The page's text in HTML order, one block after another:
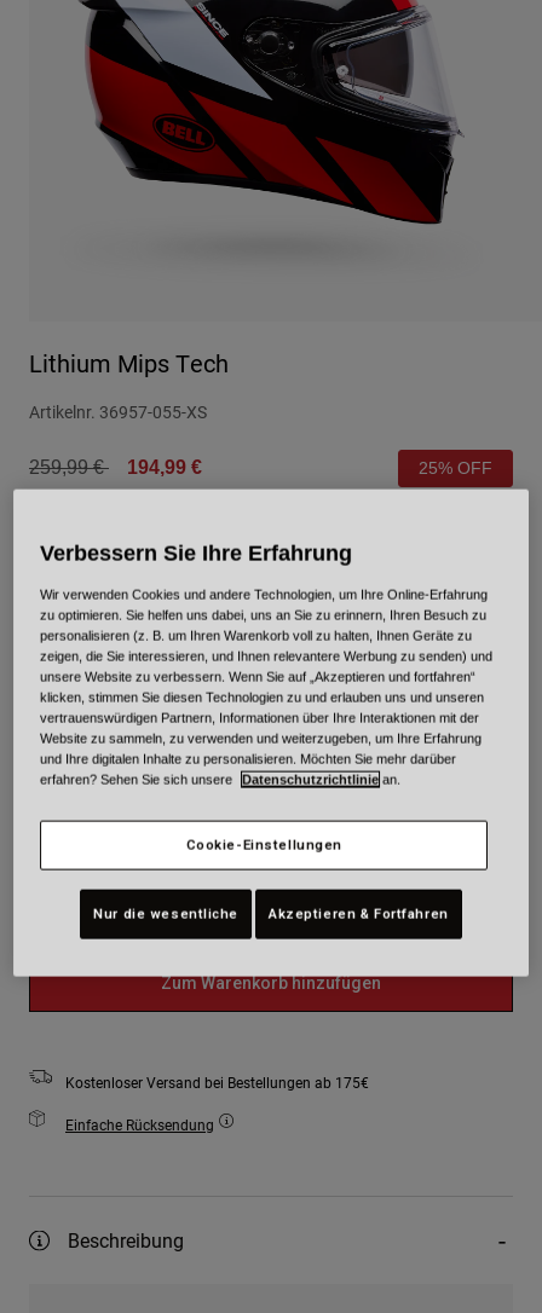
Adventure
Retro
Ersatzteile
Urban
Ersatzteile
Lithium Mips Tech
Artikelnr. 36957-055-XS
Price reduced from
259,99 €to 194,99 € 25% OFF
ausgewählt
Größe Größentabelle
3XL
Zum Warenkorb hinzufügen
Kostenloser Versand bei Bestellungen ab 175€
Einfache Rücksendung
Beschreibung
Verbessern Sie Ihre Erfahrung
Wir verwenden Cookies und andere Technologien, um Ihre Online-Erfahrung
zu optimieren. Sie helfen uns dabei, uns an Sie zu erinnern, Ihren Besuch zu
personalisieren (z. B. um Ihren Warenkorb voll zu halten, Ihnen Geräte zu
zeigen, die Sie interessieren, und Ihnen relevantere Werbung zu senden) und
unsere Website zu verbessern. Wenn Sie auf „Akzeptieren und fortfahren“
klicken, stimmen Sie diesen Technologien zu und erlauben uns und unseren
vertrauenswürdigen Partnern, Informationen über Ihre Interaktionen mit der
Website zu sammeln, zu verwenden und weiterzugeben, um Ihre Erfahrung
und Ihre digitalen Inhalte zu personalisieren. Möchten Sie mehr darüber
erfahren? Sehen Sie sich unsere
Datenschutzrichtlinie an.
Cookie-Einstellungen
Nur die wesentliche Akzeptieren & Fortfahren